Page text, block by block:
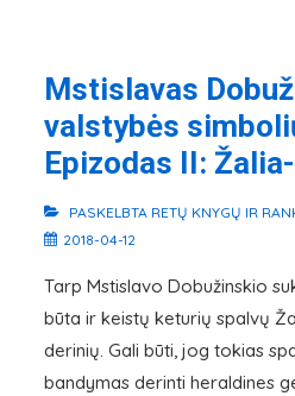
Mstislavas
valstybės
Epizodas II:
PASKELBTA RETŲ KNYGŲ IR
2018-04-12
Tarp Mstislavo Dobužinskio
būta ir keistų keturių spalvų
derinių. Gali būti, jog tokias
bandymas derinti heraldines